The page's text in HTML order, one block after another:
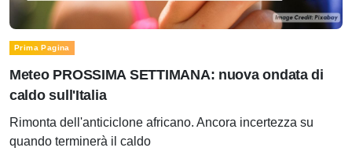
Prima Pagina
Meteo PROSSIMA SETTIMANA: nuova ondata di
caldo sull'Italia
Rimonta dell'anticiclone africano. Ancora incertezza su
quando terminerà il caldo